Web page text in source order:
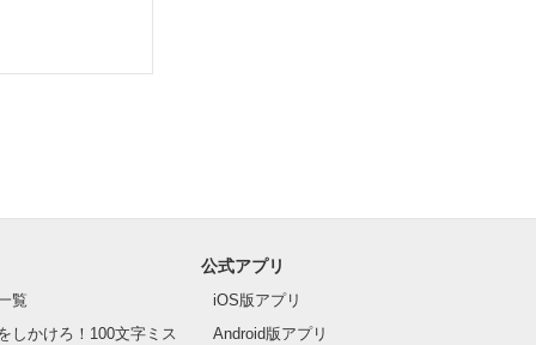
覧
しかけろ！100文字ミス
公式アプリ
iOS版アプリ
Android版アプリ